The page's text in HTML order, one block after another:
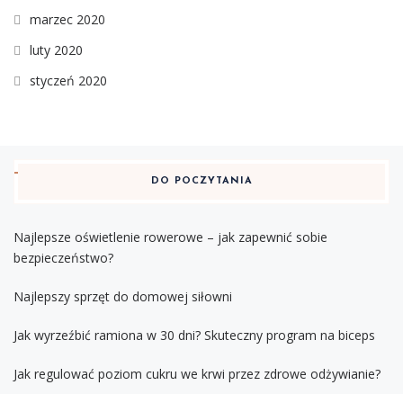
marzec 2020
luty 2020
styczeń 2020
DO POCZYTANIA
Najlepsze oświetlenie rowerowe – jak zapewnić sobie
bezpieczeństwo?
Najlepszy sprzęt do domowej siłowni
Jak wyrzeźbić ramiona w 30 dni? Skuteczny program na biceps
Jak regulować poziom cukru we krwi przez zdrowe odżywianie?